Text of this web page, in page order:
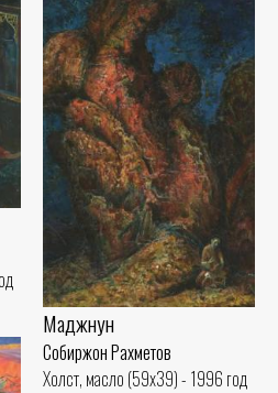
Маджнун
Собиржон Рахметов
Холст, масло (59x39) - 1996 год